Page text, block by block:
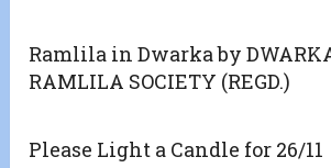
Ramlila in Dwarka by
RAMLILA SOCIETY (REGD.)
Please Light a Candle for 26/11